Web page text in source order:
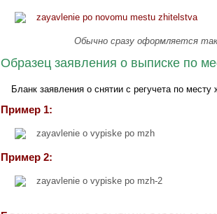
Обычно сразу оформляется
Образец заявления о выписке по
Бланк заявления о снятии с регучета по месту
Пример 1:
Пример 2: